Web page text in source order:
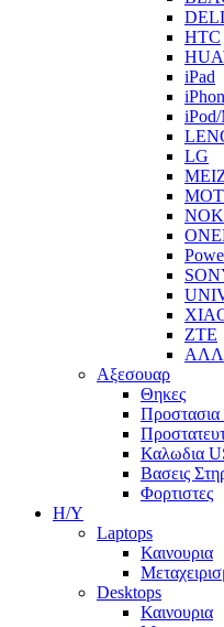
HTC
iPad
LG
ZTE
Αξεσουαρ
Θηκες
Καλωδια
Βασεις
Φορτιστες
Η/Υ
Laptops
Καινουρια
Desktops
Καινουρια